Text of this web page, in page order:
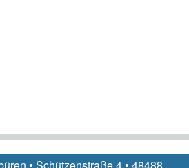
• Schützenstraße 4 • 48488